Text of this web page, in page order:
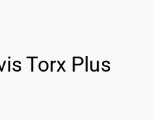
Torx Plus